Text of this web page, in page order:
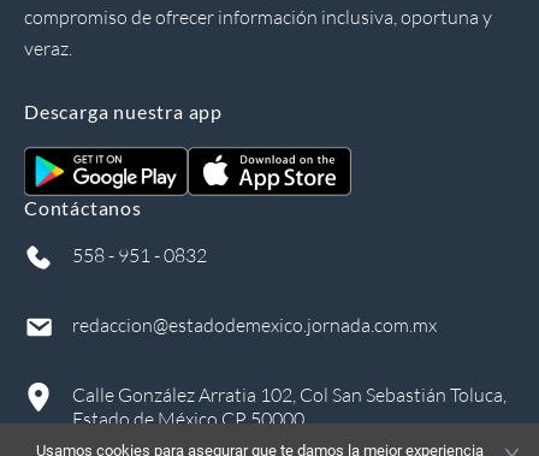
compromiso de ofrecer información inclusiva, oportuna y
veraz.
Descarga nuestra app
Contáctanos
558 - 951 - 0832
redaccion@estadodemexico.jornada.com.mx
Calle González Arratia 102, Col San Sebastián Toluca,
Estado de México CP 50000
Usamos cookies para asegurar que te damos la mejor experiencia